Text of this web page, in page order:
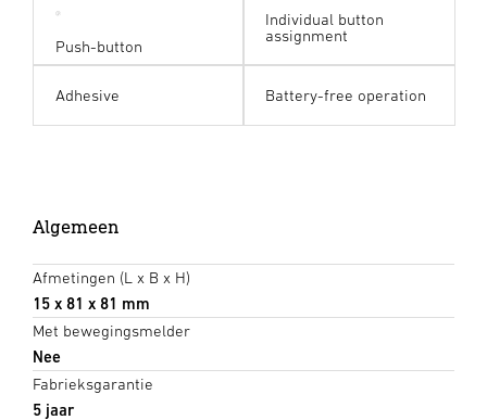
Push-button
Individual button
assignment
Adhesive Battery-free operation
Algemeen
Afmetingen (L x B x H)
15 x 81 x 81 mm
Met bewegingsmelder
Nee
Fabrieksgarantie
5 jaar